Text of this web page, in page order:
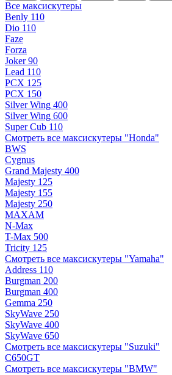
Все максискутеры
Benly 110
Dio 110
Faze
Forza
Joker 90
Lead 110
PCX 125
PCX 150
Silver Wing 400
Silver Wing 600
Super Cub 110
Смотреть все максискутеры "Honda"
BWS
Cygnus
Grand Majesty 400
Majesty 125
Majesty 155
Majesty 250
MAXAM
N-Max
T-Max 500
Tricity 125
Смотреть все максискутеры "Yamaha"
Address 110
Burgman 200
Burgman 400
Gemma 250
SkyWave 250
SkyWave 400
SkyWave 650
Смотреть все максискутеры "Suzuki"
C650GT
Смотреть все максискутеры "BMW"